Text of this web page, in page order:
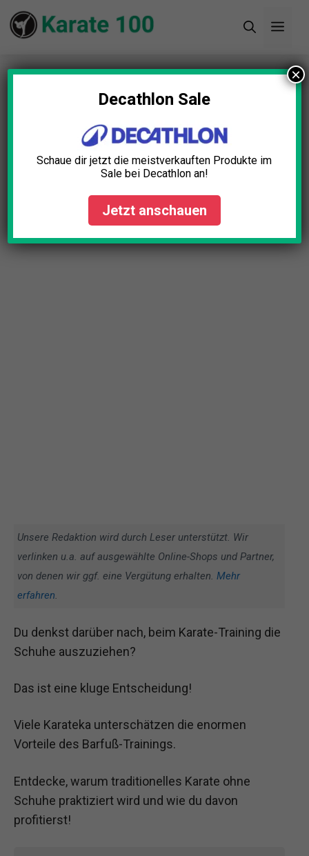
Zum
Inhalt
Startseite»Blog»Karate Barfuß-Training: 5
starke Vorteile entdecken
Karate Barfuß-Training: 5
starke Vorteile entdecken
August 5, 2025
Unsere Redaktion wird durch Leser unterstützt. Wir
verlinken u.a. auf ausgewählte Online-Shops und Partner,
von denen wir ggf. eine Vergütung erhalten. Mehr
erfahren.
Du denkst darüber nach, beim Karate-Training die
Schuhe auszuziehen?
Das ist eine kluge Entscheidung!
Viele Karateka unterschätzen die enormen
Vorteile des Barfuß-Trainings.
Entdecke, warum traditionelles Karate ohne
Schuhe praktiziert wird und wie du davon
profitierst!
Decathlon Sale
Schaue dir jetzt die meistverkauften Produkte im
Sale bei Decathlon an!
Jetzt anschauen
×